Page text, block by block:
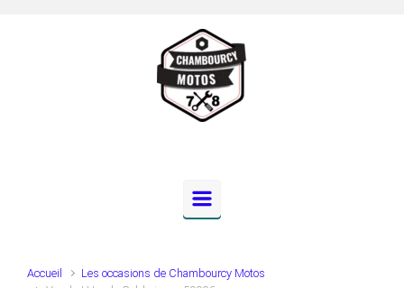
Accueil
Les occasions de Chambourcy Motos